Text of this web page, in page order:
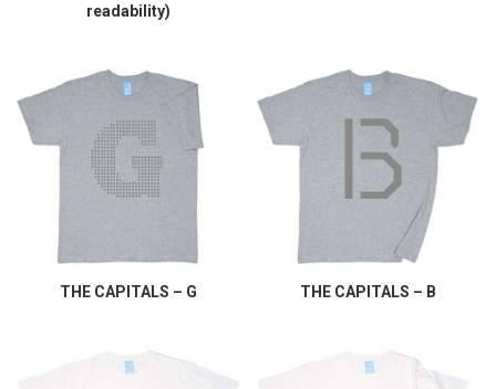
readability)
THE CAPITALS – G THE CAPITALS – B